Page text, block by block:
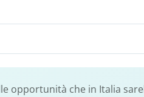
opportunità che in Italia